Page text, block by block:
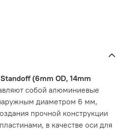
(6mm OD, 14mm
собой алюминиевые
диаметром 6 мм,
прочной конструкции
в качестве оси для